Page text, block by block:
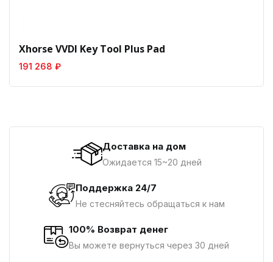
Xhorse VVDI Key Tool Plus Pad
191 268 ₽
Доставка на дом
Ожидается 15~20 дней
Поддержка 24/7
Не стесняйтесь обращаться к нам
100% Возврат денег
Вы можете вернуться через 30 дней